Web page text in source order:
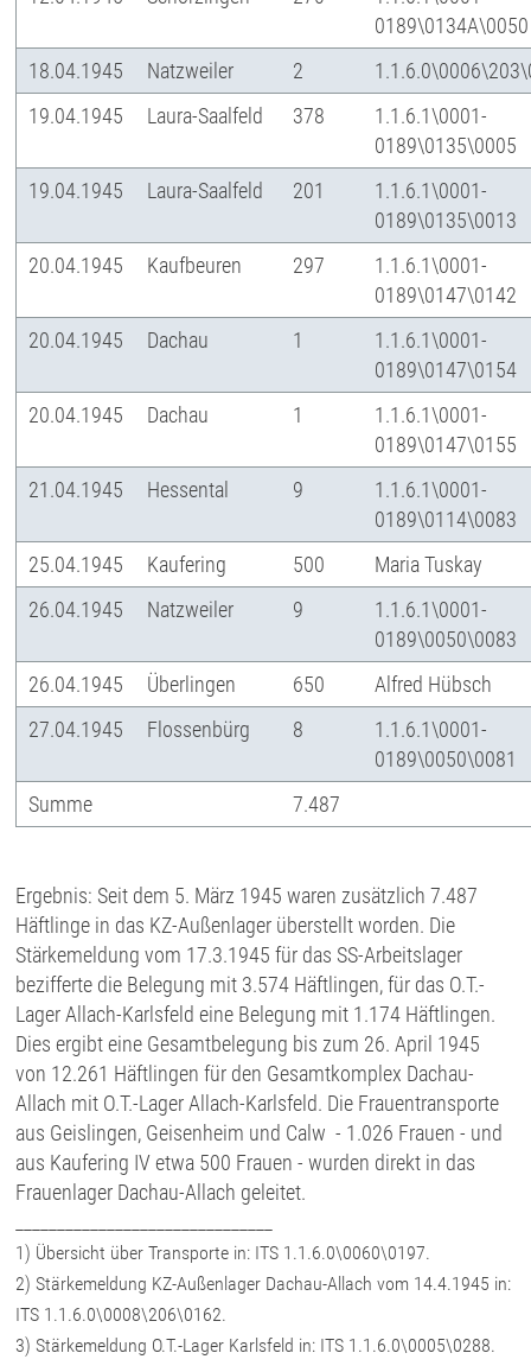
0189\0134A\0050
18.04.1945
Natzweiler 2
19.04.1945
Laura-Saalfeld 378
1.1.6.1\0001-
0189\0135\0005
19.04.1945
Laura-Saalfeld 201
1.1.6.1\0001-
0189\0135\0013
20.04.1945
Kaufbeuren 297
1.1.6.1\0001-
0189\0147\0142
20.04.1945
Dachau 1
1.1.6.1\0001-
0189\0147\0154
20.04.1945
Dachau 1
1.1.6.1\0001-
0189\0147\0155
21.04.1945
Hessental 9
1.1.6.1\0001-
0189\0114\0083
25.04.1945
Kaufering 500
Maria Tuskay
26.04.1945
Natzweiler 9
1.1.6.1\0001-
0189\0050\0083
26.04.1945
Überlingen 650
Alfred Hübsch
27.04.1945
Flossenbürg 8
1.1.6.1\0001-
0189\0050\0081
Summe
7.487
Ergebnis: Seit dem 5. März 1945 waren zusätzlich 7.487
Häftlinge in das KZ-Außenlager überstellt worden. Die
Stärkemeldung vom 17.3.1945 für das SS-Arbeitslager
bezifferte die Belegung mit 3.574 Häftlingen, für das O.T.-
Lager Allach-Karlsfeld eine Belegung mit 1.174 Häftlingen.
Dies ergibt eine Gesamtbelegung bis zum 26. April 1945
von 12.261 Häftlingen für den Gesamtkomplex Dachau-
Allach mit O.T.-Lager Allach-Karlsfeld. Die Frauentransporte
aus Geislingen, Geisenheim und Calw - 1.026 Frauen - und
aus Kaufering IV etwa 500 Frauen - wurden direkt in das
Frauenlager Dachau-Allach geleitet.
1) Übersicht über Transporte in: ITS 1.1.6.0\0060\0197.
2) Stärkemeldung KZ-Außenlager Dachau-Allach vom 14.4.1945 in:
ITS 1.1.6.0\0008\206\0162.
3) Stärkemeldung O.T.-Lager Karlsfeld in: ITS 1.1.6.0\0005\0288.